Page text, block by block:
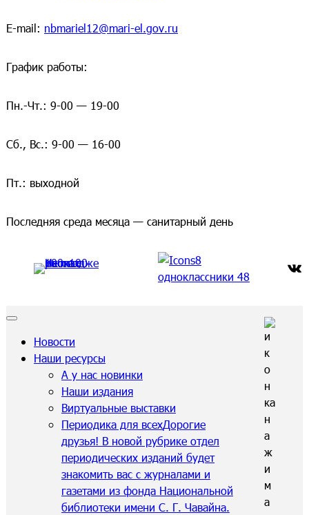
E-mail: nbmariel12@mari-el.gov.ru
График работы:
Пн.-Чт.: 9-00 — 19-00
Сб., Вс.: 9-00 — 16-00
Пт.: выходной
Последняя среда месяца — санитарный день
ВКонтакте
Новости
Наши ресурсы
А у нас новинки
Наши издания
Виртуальные выставки
Периодика для всехДорогие
друзья! В новой рубрике отдел
периодических изданий будет
знакомить вас с журналами и
газетами из фонда Национальной
библиотеки имени С. Г. Чавайна.